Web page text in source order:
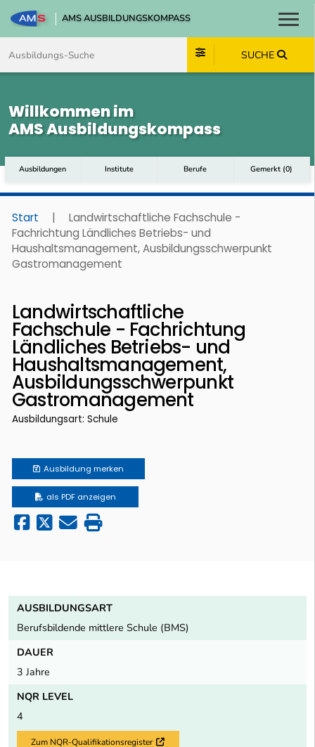
AMS AUSBILDUNGSKOMPASS
SUCHE
Willkommen im
AMS Ausbildungskompass
Ausbildungen Institute Berufe Gemerkt (0)
Start |
Landwirtschaftliche Fachschule -
Fachrichtung Ländliches Betriebs- und
Haushaltsmanagement, Ausbildungsschwerpunkt
Gastromanagement
Landwirtschaftliche
Fachschule - Fachrichtung
Ländliches Betriebs- und
Haushaltsmanagement,
Ausbildungsschwerpunkt
Gastromanagement
Ausbildungsart: Schule
Ausbildung merken
als PDF anzeigen
AUSBILDUNGSART
Berufsbildende mittlere Schule (BMS)
DAUER
3 Jahre
NQR LEVEL
4
Zum NQR-Qualifikationsregister Externer Link